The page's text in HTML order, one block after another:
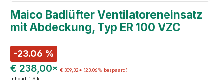
Maico Badlüfter Ventilatoreneinsatz
mit Abdeckung, Typ ER 100 VZC
-23.06 %
€ 238,00* € 309,32* (23.06% bespaard)
Inhoud: 1 Stk.